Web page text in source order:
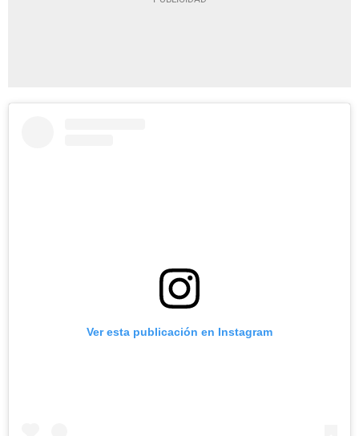
Ver esta publicación en Instagram